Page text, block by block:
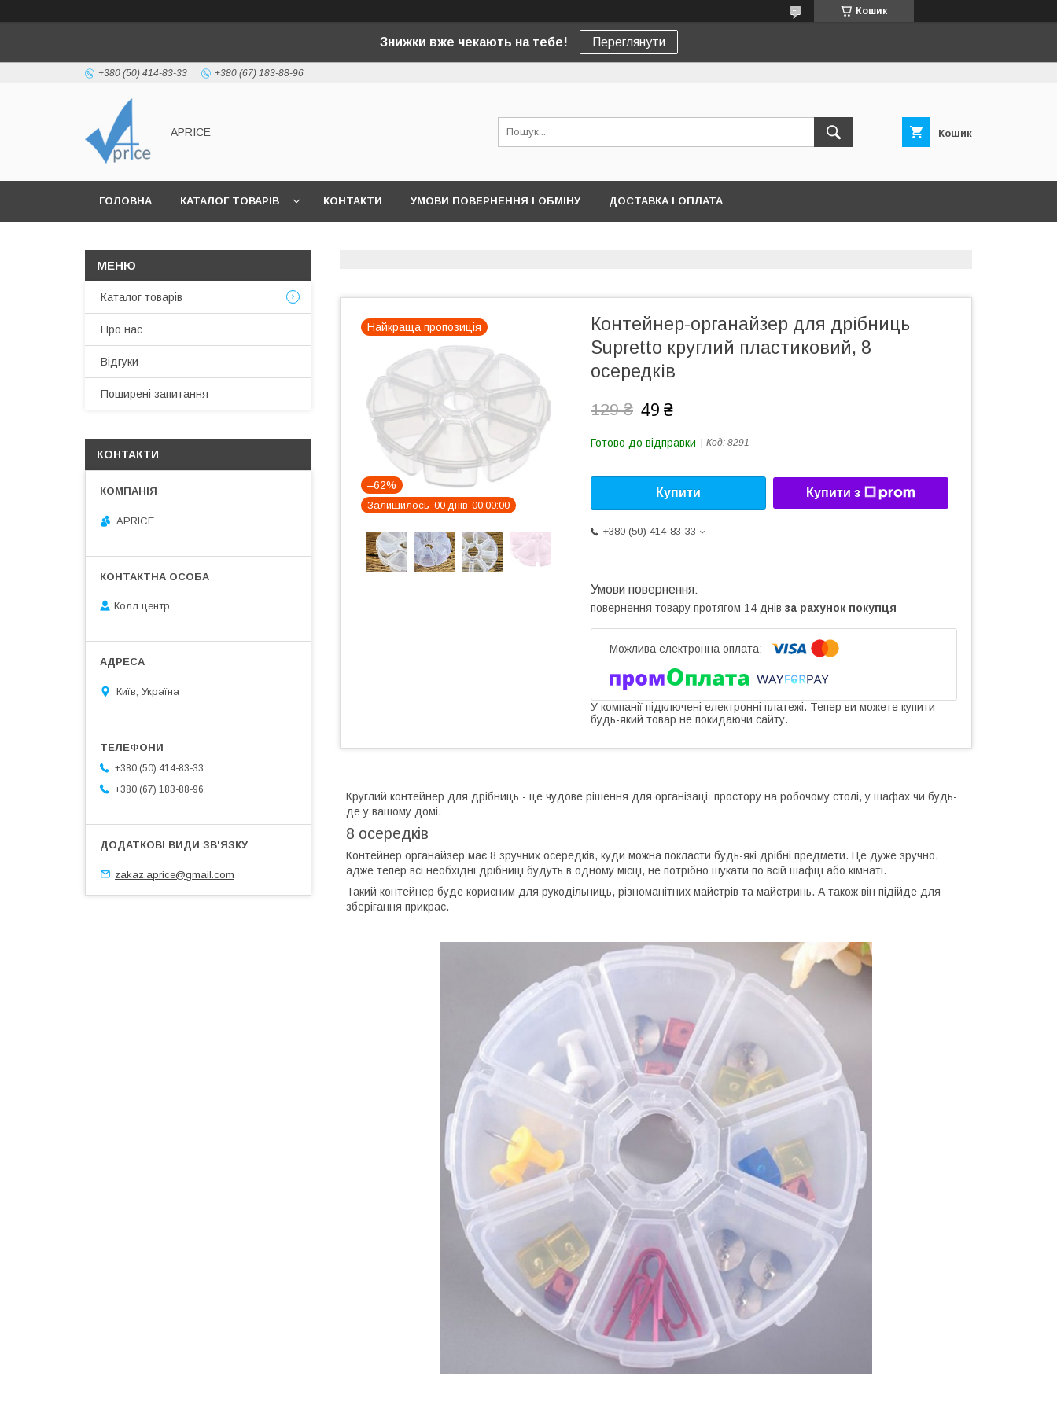
Кошик
Знижки вже чекають на тебе! Переглянути
+380 (50) 414-83-33 +380 (67) 183-88-96
APRICE Кошик
ГОЛОВНА КАТАЛОГ ТОВАРІВ КОНТАКТИ УМОВИ ПОВЕРНЕННЯ І ОБМІНУ ДОСТАВКА І ОПЛАТА
Найкраща пропозиція
–62%
Залишилось 00 днів 00 00 00
Контейнер-органайзер для дрібниць
Supretto круглий пластиковий, 8
осередків
129 ₴ 49 ₴
Готово до відправки Код: 8291
Купити Купити з
+380 (50) 414-83-33
повернення товару протягом 14 днів за рахунок покупця
У компанії підключені електронні платежі. Тепер ви можете купити
будь-який товар не покидаючи сайту.
Круглий контейнер для дрібниць - це чудове рішення для організації простору на робочому столі, у шафах чи будь-
де у вашому домі.
8 осередків
Контейнер органайзер має 8 зручних осередків, куди можна покласти будь-які дрібні предмети. Це дуже зручно,
адже тепер всі необхідні дрібниці будуть в одному місці, не потрібно шукати по всій шафці або кімнаті.
Такий контейнер буде корисним для рукодільниць, різноманітних майстрів та майстринь. А також він підійде для
зберігання прикрас.
Каталог товарів
Про нас
Відгуки
Поширені запитання
КОНТАКТИ
APRICE
Колл центр
Київ, Україна
+380 (50) 414-83-33
+380 (67) 183-88-96
zakaz.aprice@gmail.com